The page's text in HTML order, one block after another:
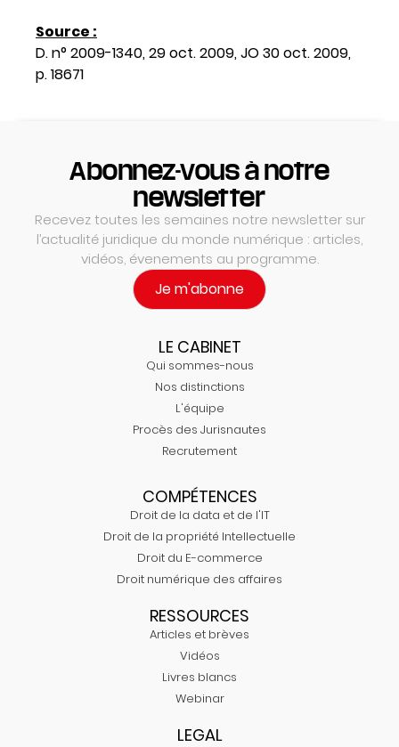
Source :
D. n° 2009-1340, 29 oct. 2009, JO 30 oct. 2009,
p. 18671
Abonnez-vous à notre
newsletter
Recevez toutes les semaines notre newsletter sur
l’actualité juridique du monde numérique : articles,
vidéos, évenements au programme.
Je m'abonne
LE CABINET
Qui sommes-nous
Nos distinctions
L'équipe
Procès des Jurisnautes
Recrutement
COMPÉTENCES
Droit de la data et de l'IT
Droit de la propriété Intellectuelle
Droit du E-commerce
Droit numérique des affaires
RESSOURCES
Articles et brèves
Vidéos
Livres blancs
Webinar
LEGAL